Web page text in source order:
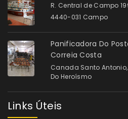
R. Central de Campo
4440-031 Campo
Panificadora Do
Correia Costa
Canada Santo
Do Heroísmo
Links Úteis